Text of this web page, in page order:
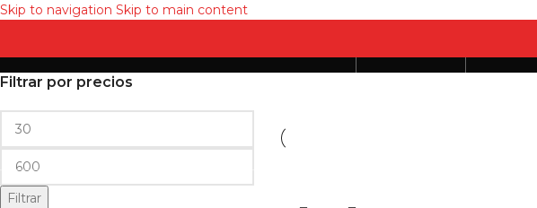
Skip to navigation Skip to main content
Filtrar por precios
Filtrar